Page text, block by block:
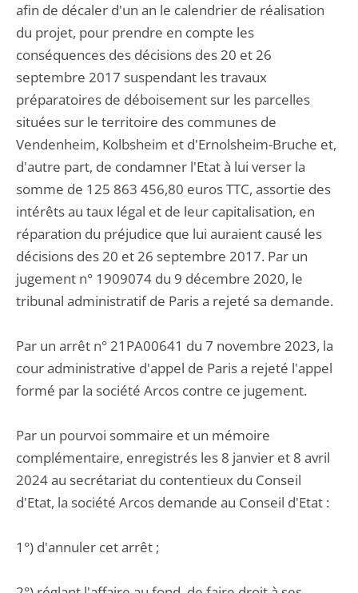
afin de décaler d'un an le calendrier de réalisation
du projet, pour prendre en compte les
conséquences des décisions des 20 et 26
septembre 2017 suspendant les travaux
préparatoires de déboisement sur les parcelles
situées sur le territoire des communes de
Vendenheim, Kolbsheim et d'Ernolsheim-Bruche et,
d'autre part, de condamner l'Etat à lui verser la
somme de 125 863 456,80 euros TTC, assortie des
intérêts au taux légal et de leur capitalisation, en
réparation du préjudice que lui auraient causé les
décisions des 20 et 26 septembre 2017. Par un
jugement n° 1909074 du 9 décembre 2020, le
tribunal administratif de Paris a rejeté sa demande.
Par un arrêt n° 21PA00641 du 7 novembre 2023, la
cour administrative d'appel de Paris a rejeté l'appel
formé par la société Arcos contre ce jugement.
Par un pourvoi sommaire et un mémoire
complémentaire, enregistrés les 8 janvier et 8 avril
2024 au secrétariat du contentieux du Conseil
d'Etat, la société Arcos demande au Conseil d'Etat :
1°) d'annuler cet arrêt ;